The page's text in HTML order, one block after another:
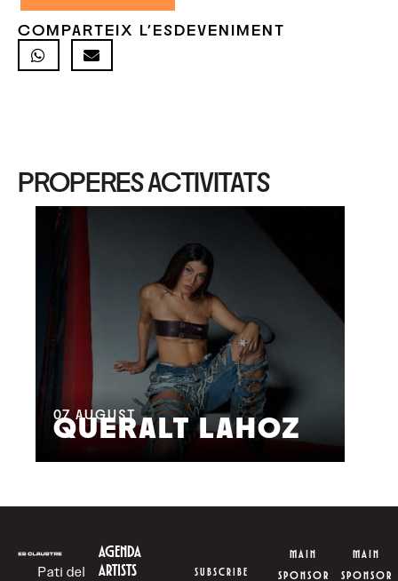
COMPARTEIX L'ESDEVENIMENT
PROPERES ACTIVITATS
07 AUGUST
QUERALT LAHOZ
Pati del
AGENDA
ARTISTS
SUBSCRIBE
MAIN
SPONSOR
MAIN
SPONSOR